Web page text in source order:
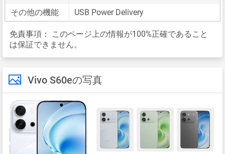
その他の機能
USB Power Delivery
免責事項：
このページ上の情報が100%正確であること
は保証できません。
Vivo S60eの写真